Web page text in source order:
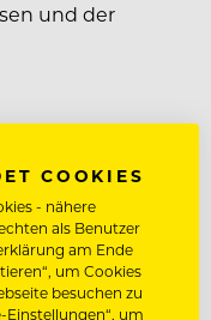
und der
COOKIES
- nähere
als Benutzer
am Ende
um Cookies
besuchen zu
Einstellungen“, um